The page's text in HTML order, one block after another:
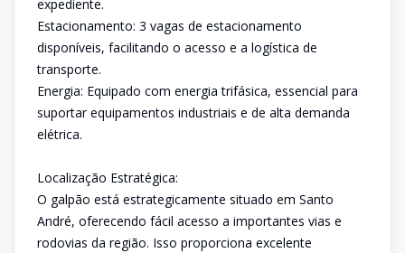
expediente.
Estacionamento: 3 vagas de estacionamento
disponíveis, facilitando o acesso e a logística de
transporte.
Energia: Equipado com energia trifásica, essencial para
suportar equipamentos industriais e de alta demanda
elétrica.
Localização Estratégica:
O galpão está estrategicamente situado em Santo
André, oferecendo fácil acesso a importantes vias e
rodovias da região. Isso proporciona excelente